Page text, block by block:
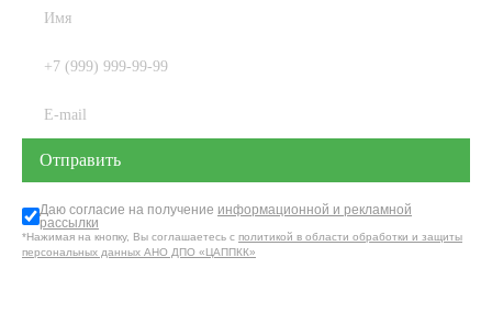
Даю согласие на получение информационной и рекламной
рассылки
*Нажимая на кнопку, Вы соглашаетесь с политикой в области обработки и защиты
персональных данных АНО ДПО «ЦАППКК»